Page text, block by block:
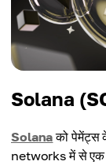
Solana
Solanaको पेमेंट्स
networks में से एक